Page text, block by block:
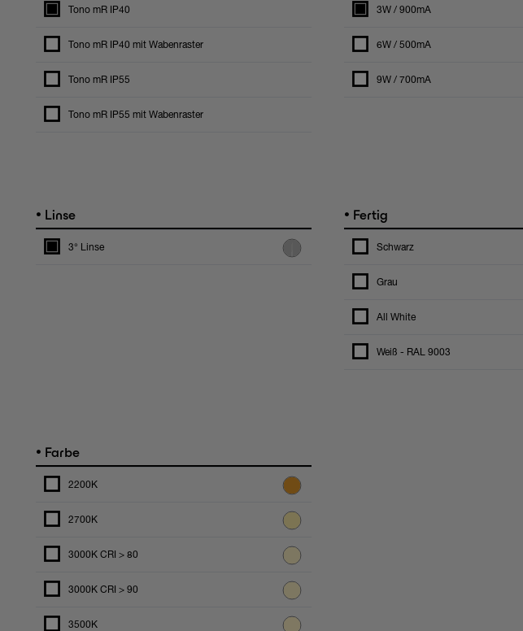
Tono mR IP40
Tono mR IP40 mit Wabenraster
Tono mR IP55
Tono mR IP55 mit Wabenraster
3W / 900mA
6W / 500mA
9W / 700mA
• Linse
3° Linse
• Fertig
Schwarz
Grau
All White
Weiß - RAL 9003
• Farbe
2200K
2700K
3000K CRI > 80
3000K CRI > 90
3500K